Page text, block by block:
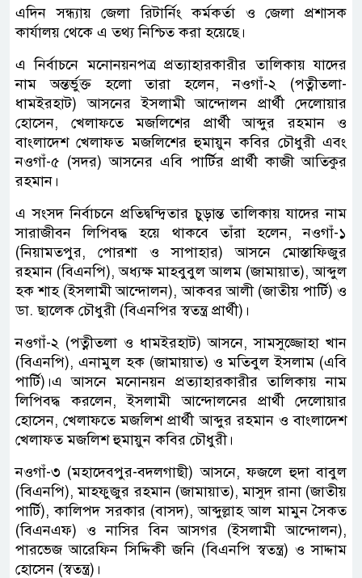
এদিন সন্ধ্যায় জেলা রিটার্নিং কর্মকর্তা ও জেলা প্রশাসক
কার্যালয় থেকে এ তথ্য নিশ্চিত করা হয়েছে।
এ নির্বাচনে মনোনয়নপত্র প্রত্যাহারকারীর তালিকায় যাদের
নাম অন্তর্ভুক্ত হলো তারা হলেন, নওগাঁ-২ (পত্নীতলা-
ধামইরহাট) আসনের ইসলামী আন্দোলন প্রার্থী দেলোয়ার
হোসেন, খেলাফতে মজলিশের প্রার্থী আব্দুর রহমান ও
বাংলাদেশ খেলাফত মজলিশের হুমায়ুন কবির চৌধুরী এবং
নওগাঁ-৫ (সদর) আসনের এবি পার্টির প্রার্থী কাজী আতিকুর
রহমান।
এ সংসদ নির্বাচনে প্রতিদ্বন্দ্বিতার চুড়ান্ত তালিকায় যাদের নাম
সারাজীবন লিপিবদ্ধ হয়ে থাকবে তাঁরা হলেন, নওগাঁ-১
(নিয়ামতপুর, পোরশা ও সাপাহার) আসনে মোস্তাফিজুর
রহমান (বিএনপি), অধ্যক্ষ মাহবুবুল আলম (জামায়াত), আব্দুল
হক শাহ (ইসলামী আন্দোলন), আকবর আলী (জাতীয় পার্টি) ও
ডা. ছালেক চৌধুরী (বিএনপির স্বতন্ত্র প্রার্থী)।
নওগাঁ-২ (পত্নীতলা ও ধামইরহাট) আসনে, সামসুজ্জোহা খান
(বিএনপি), এনামুল হক (জামায়াত) ও মতিবুল ইসলাম (এবি
পার্টি)।এ আসনে মনোনয়ন প্রত্যাহারকারীর তালিকায় নাম
লিপিবদ্ধ করলেন, ইসলামী আন্দোলনের প্রার্থী দেলোয়ার
হোসেন, খেলাফতে মজলিশ প্রার্থী আব্দুর রহমান ও বাংলাদেশ
খেলাফত মজলিশ হুমায়ুন কবির চৌধুরী।
নওগাঁ-৩ (মহাদেবপুর-বদলগাছী) আসনে, ফজলে হুদা বাবুল
(বিএনপি), মাহফুজুর রহমান (জামায়াত), মাসুদ রানা (জাতীয়
পার্টি), কালিপদ সরকার (বাসদ), আব্দুল্লাহ আল মামুন সৈকত
(বিএনএফ) ও নাসির বিন আসগর (ইসলামী আন্দোলন),
পারভেজ আরেফিন সিদ্দিকী জনি (বিএনপি স্বতন্ত্র) ও সাদ্দাম
হোসেন (স্বতন্ত্র)।